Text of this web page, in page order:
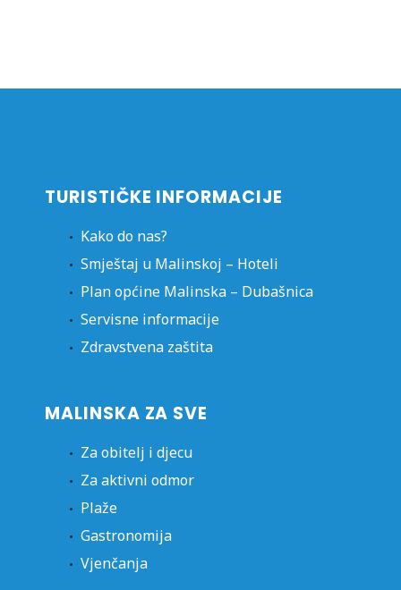
TURISTIČKE INFORMACIJE
Kako do nas?
Smještaj u Malinskoj – Hoteli
Plan općine Malinska – Dubašnica
Servisne informacije
Zdravstvena zaštita
MALINSKA ZA SVE
Za obitelj i djecu
Za aktivni odmor
Plaže
Gastronomija
Vjenčanja